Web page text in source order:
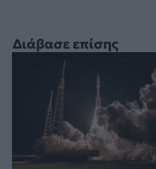
Διάβασε επίσης